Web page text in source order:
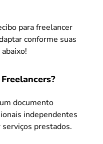
para freelancer
conforme suas
documento
independentes
prestados.